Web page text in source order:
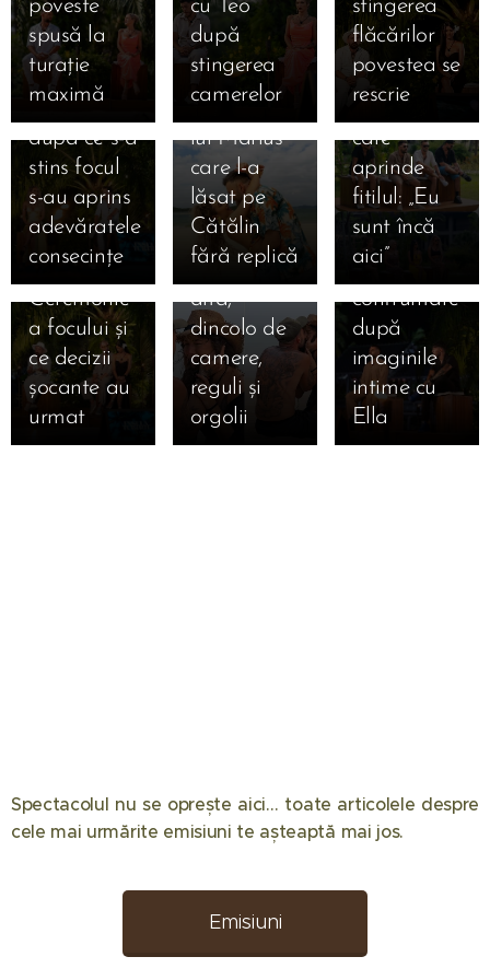
poveste
spusă la
turație
maximă
cu Teo
după
stingerea
camerelor
stingerea
flăcărilor
povestea se
rescrie
intens,
Maria a
ales lung și
greu, iar
după ce s-a
stins focul
s-au aprins
adevăratele
consecințe
iubirii la 5
dimineața:
secretul
săruturilor
lui Marius
care l-a
lăsat pe
Cătălin
fără replică
lacrimi care
schimbă
destine și
un bilet
care
aprinde
fitilul: „Eu
sunt încă
aici” 🔥
lacrimi și
adevăruri
tăioase la
Insula
iubirii! Cum
s-au privit
Marian și
Bianca la
ultima
Ceremonie
a focului și
ce decizii
șocante au
urmat 🔥
03.09.2025
Revederea
care a
răsturnat
insula: cum
au alergat
inimile lui
Francesca
și Cristi
una spre
alta,
dincolo de
camere,
reguli și
orgolii
03.09.2025
Bonfire
exploziv:
Andrei vs.
Teo, prima
confruntare
după
imaginile
intime cu
Ella 🔥
Spectacolul nu se oprește aici… toate articolele despre
cele mai urmărite emisiuni te așteaptă mai jos. 📺✨
Emisiuni
12.05.2026
Eliminare
Doar patru
08.05.2026
Semifinala
talent 2026
a făcut
spectacol
08.04.2026
Chefi la
2026:
echipelor